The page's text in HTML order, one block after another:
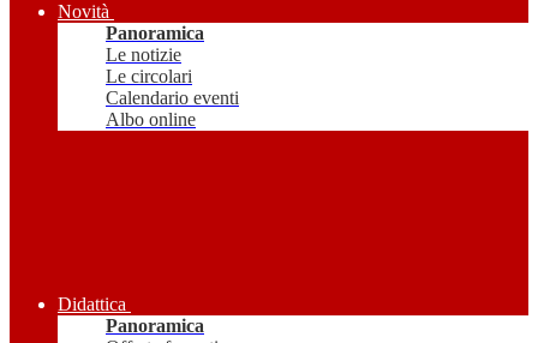
Novità
Panoramica
Le notizie
Le circolari
Calendario eventi
Albo online
Didattica
Panoramica